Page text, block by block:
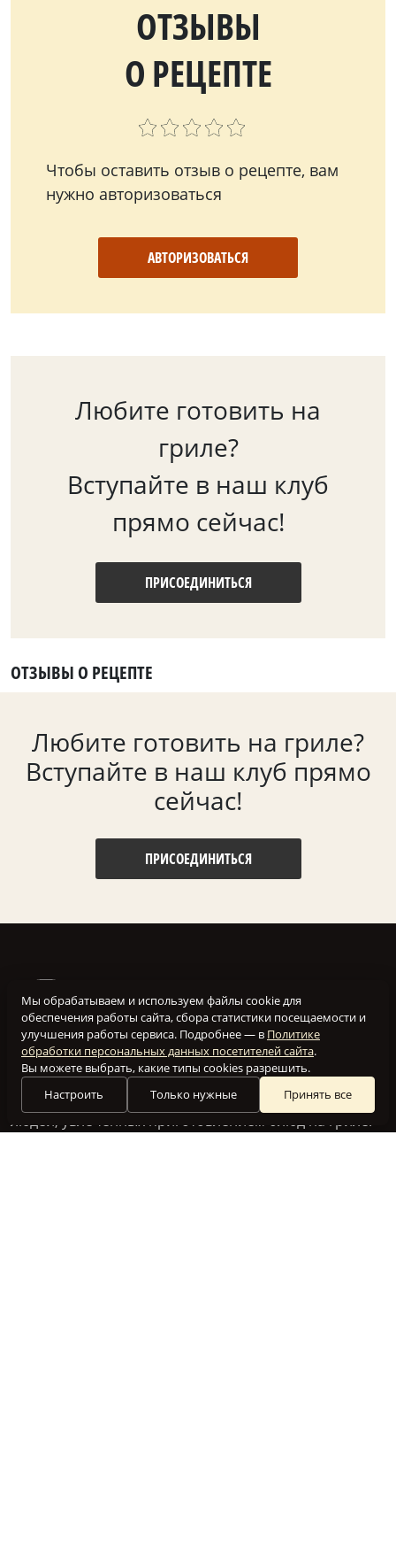
ОТЗЫВЫ
О РЕЦЕПТЕ
Чтобы оставить отзыв о рецепте, вам
нужно авторизоваться
АВТОРИЗОВАТЬСЯ
Любите готовить на
гриле?
Вступайте в наш клуб
прямо сейчас!
ПРИСОЕДИНИТЬСЯ
ОТЗЫВЫ О РЕЦЕПТЕ
Любите готовить на гриле?
Вступайте в наш клуб прямо
сейчас!
ПРИСОЕДИНИТЬСЯ
Наш клуб создан для того, чтобы объединить вместе
людей, увлеченных приготовлением блюд на гриле.
Мы обрабатываем и используем файлы cookie для
обеспечения работы сайта, сбора статистики посещаемости и
улучшения работы сервиса. Подробнее — в Политике
обработки персональных данных посетителей сайта.
Вы можете выбрать, какие типы cookies разрешить.
Настроить
Только нужные Принять все